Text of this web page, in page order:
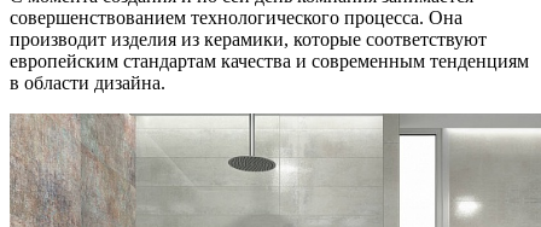
совершенствованием технологического процесса. Она
производит изделия из керамики, которые соответствуют
европейским стандартам качества и современным тенденциям
в области дизайна.